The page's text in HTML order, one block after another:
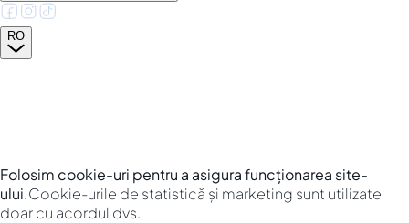
RO
Folosim cookie-uri pentru a asigura funcționarea site-
ului.Cookie-urile de statistică și marketing sunt utilizate
doar cu acordul dvs.